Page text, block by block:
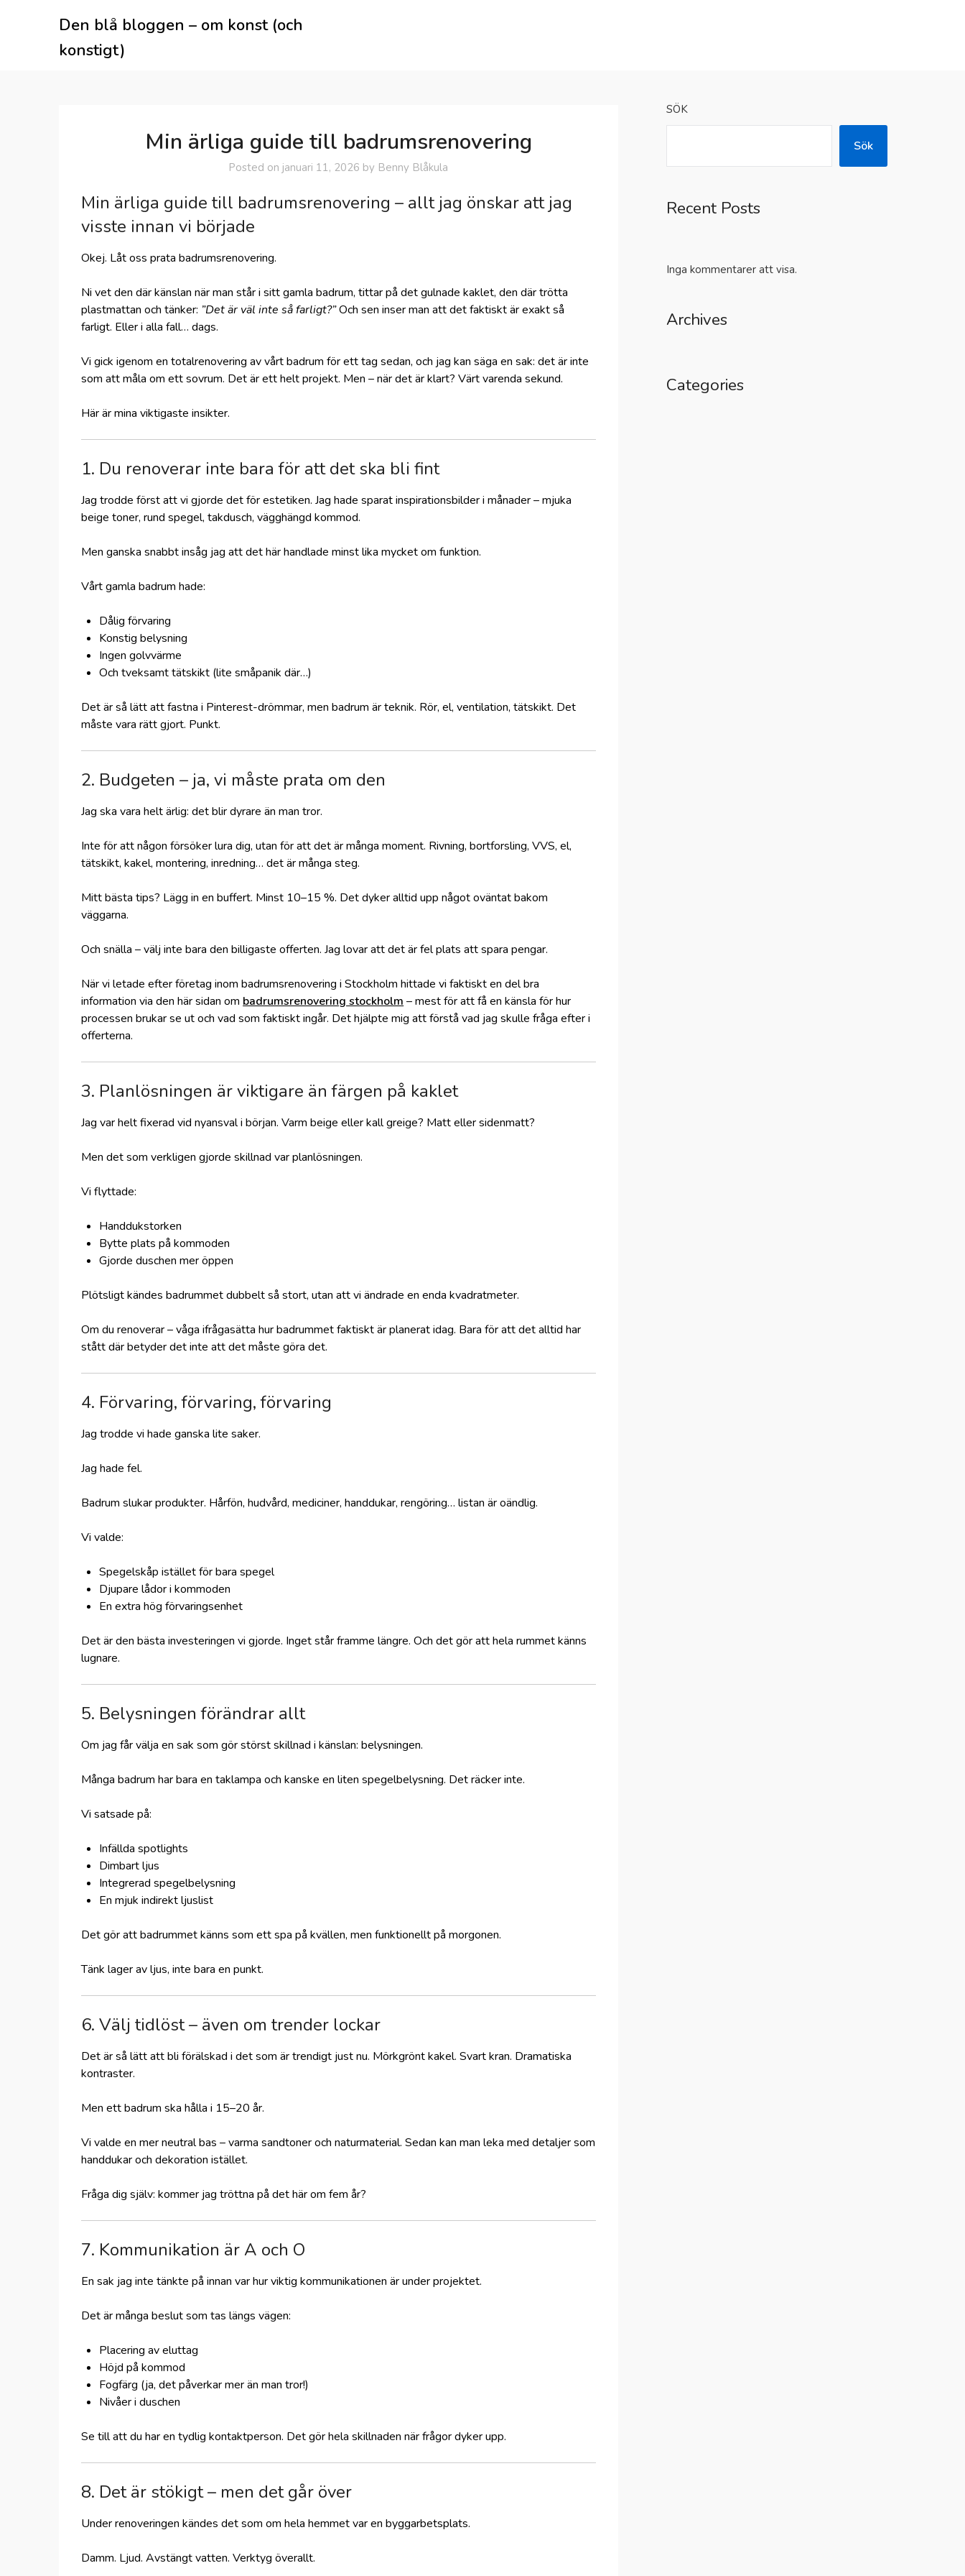
Den blå bloggen – om konst (och
konstigt)
Min ärliga guide till badrumsrenovering
Posted on januari 11, 2026 by Benny Blåkula
Min ärliga guide till badrumsrenovering – allt jag önskar att jag
visste innan vi började
Okej. Låt oss prata badrumsrenovering.
Ni vet den där känslan när man står i sitt gamla badrum, tittar på det gulnade kaklet, den där trötta
plastmattan och tänker: ”Det är väl inte så farligt?”Och sen inser man att det faktiskt är exakt så
farligt. Eller i alla fall… dags.
Vi gick igenom en totalrenovering av vårt badrum för ett tag sedan, och jag kan säga en sak: det är inte
som att måla om ett sovrum. Det är ett helt projekt. Men – när det är klart? Värt varenda sekund.
Här är mina viktigaste insikter.
1. Du renoverar inte bara för att det ska bli fint
Jag trodde först att vi gjorde det för estetiken. Jag hade sparat inspirationsbilder i månader – mjuka
beige toner, rund spegel, takdusch, vägghängd kommod.
Men ganska snabbt insåg jag att det här handlade minst lika mycket om funktion.
Vårt gamla badrum hade:
Dålig förvaring
Konstig belysning
Ingen golvvärme
Och tveksamt tätskikt (lite småpanik där…)
Det är så lätt att fastna i Pinterest-drömmar, men badrum är teknik. Rör, el, ventilation, tätskikt. Det
måste vara rätt gjort. Punkt.
2. Budgeten – ja, vi måste prata om den
Jag ska vara helt ärlig: det blir dyrare än man tror.
Inte för att någon försöker lura dig, utan för att det är många moment. Rivning, bortforsling, VVS, el,
tätskikt, kakel, montering, inredning… det är många steg.
Mitt bästa tips? Lägg in en buffert. Minst 10–15 %. Det dyker alltid upp något oväntat bakom
väggarna.
Och snälla – välj inte bara den billigaste offerten. Jag lovar att det är fel plats att spara pengar.
När vi letade efter företag inom badrumsrenovering i Stockholm hittade vi faktiskt en del bra
information via den här sidan om badrumsrenovering stockholm – mest för att få en känsla för hur
processen brukar se ut och vad som faktiskt ingår. Det hjälpte mig att förstå vad jag skulle fråga efter i
offerterna.
3. Planlösningen är viktigare än färgen på kaklet
Jag var helt fixerad vid nyansval i början. Varm beige eller kall greige? Matt eller sidenmatt?
Men det som verkligen gjorde skillnad var planlösningen.
Vi flyttade:
Handdukstorken
Bytte plats på kommoden
Gjorde duschen mer öppen
Plötsligt kändes badrummet dubbelt så stort, utan att vi ändrade en enda kvadratmeter.
Om du renoverar – våga ifrågasätta hur badrummet faktiskt är planerat idag. Bara för att det alltid har
stått där betyder det inte att det måste göra det.
4. Förvaring, förvaring, förvaring
Jag trodde vi hade ganska lite saker.
Jag hade fel.
Badrum slukar produkter. Hårfön, hudvård, mediciner, handdukar, rengöring… listan är oändlig.
Vi valde:
Spegelskåp istället för bara spegel
Djupare lådor i kommoden
En extra hög förvaringsenhet
Det är den bästa investeringen vi gjorde. Inget står framme längre. Och det gör att hela rummet känns
lugnare.
5. Belysningen förändrar allt
Om jag får välja en sak som gör störst skillnad i känslan: belysningen.
Många badrum har bara en taklampa och kanske en liten spegelbelysning. Det räcker inte.
Vi satsade på:
Infällda spotlights
Dimbart ljus
Integrerad spegelbelysning
En mjuk indirekt ljuslist
Det gör att badrummet känns som ett spa på kvällen, men funktionellt på morgonen.
Tänk lager av ljus, inte bara en punkt.
6. Välj tidlöst – även om trender lockar
Det är så lätt att bli förälskad i det som är trendigt just nu. Mörkgrönt kakel. Svart kran. Dramatiska
kontraster.
Men ett badrum ska hålla i 15–20 år.
Vi valde en mer neutral bas – varma sandtoner och naturmaterial. Sedan kan man leka med detaljer som
handdukar och dekoration istället.
Fråga dig själv: kommer jag tröttna på det här om fem år?
7. Kommunikation är A och O
En sak jag inte tänkte på innan var hur viktig kommunikationen är under projektet.
Det är många beslut som tas längs vägen:
Placering av eluttag
Höjd på kommod
Fogfärg (ja, det påverkar mer än man tror!)
Nivåer i duschen
Se till att du har en tydlig kontaktperson. Det gör hela skillnaden när frågor dyker upp.
8. Det är stökigt – men det går över
Under renoveringen kändes det som om hela hemmet var en byggarbetsplats.
Damm. Ljud. Avstängt vatten. Verktyg överallt.
SÖK
Sök
Recent Posts
Inga kommentarer att visa.
Archives
Categories